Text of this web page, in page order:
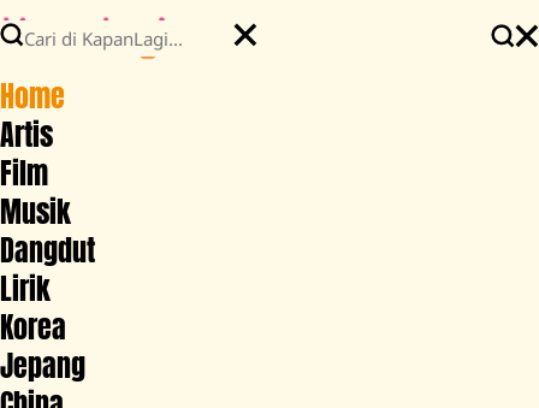
Home
Artis
Film
Musik
Dangdut
Lirik
Korea
Jepang